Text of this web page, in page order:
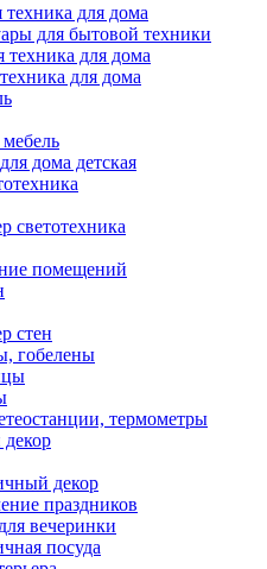
техника для дома
для бытовой техники
техника для дома
для дома
мебель
дома детская
светотехника
помещений
стен
гобелены
термометры
декор
праздников
вечеринки
посуда